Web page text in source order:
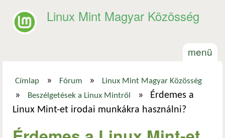
Linux Mint Magyar Közösség
menü
Jelenlegi hely
Címlap » Fórum » Linux Mint Magyar Közösség
» Beszélgetések a Linux Mintről »
Érdemes a
Linux Mint-et irodai munkákra használni?